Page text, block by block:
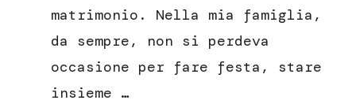
matrimonio. Nella mia famiglia,
da sempre, non si perdeva
occasione per fare festa, stare
insieme …